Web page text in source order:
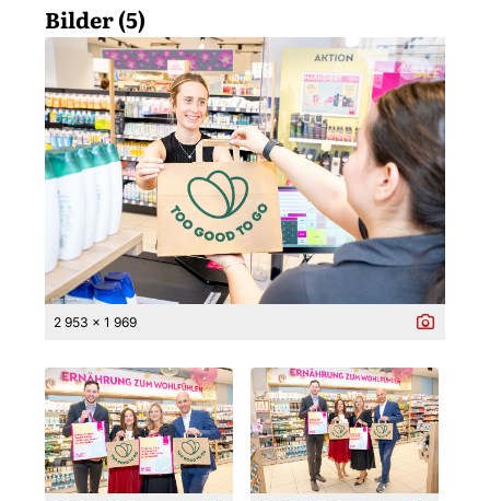
Bilder (5)
2 953 x 1 969